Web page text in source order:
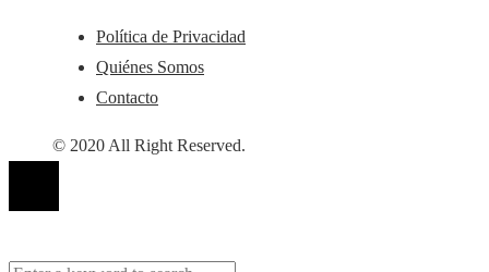
Política de Privacidad
Quiénes Somos
Contacto
© 2020 All Right Reserved.